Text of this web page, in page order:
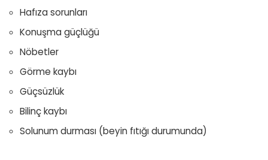
Hafıza sorunları
Konuşma güçlüğü
Nöbetler
Görme kaybı
Güçsüzlük
Bilinç kaybı
Solunum durması (beyin fıtığı durumunda)